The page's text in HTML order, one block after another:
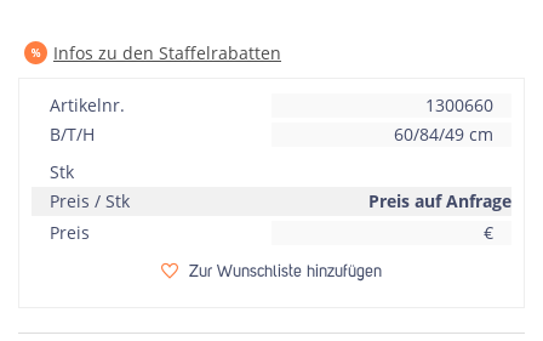
Infos zu den Staffelrabatten
Artikelnr.
1300660
B/T/H
60/84/49 cm
Stk
Preis / Stk
Preis auf Anfrage
Preis
€
Zur Wunschliste hinzufügen